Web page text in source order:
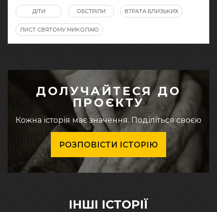
ДІТИ ОБСТРІЛИ ВТРАТА БЛИЗЬКИХ
ЛИСТ СВЯТОМУ МИКОЛАЮ
ДОЛУЧАЙТЕСЯ ДО
ПРОЄКТУ
Кожна історія має значення. Поділіться своєю
РОЗПОВІСТИ ІСТОРІЮ
ІНШІ ІСТОРІЇ